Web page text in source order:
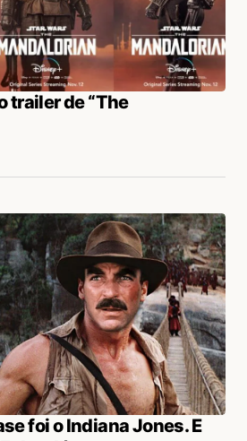
trailer de “The
foi o Indiana Jones. E